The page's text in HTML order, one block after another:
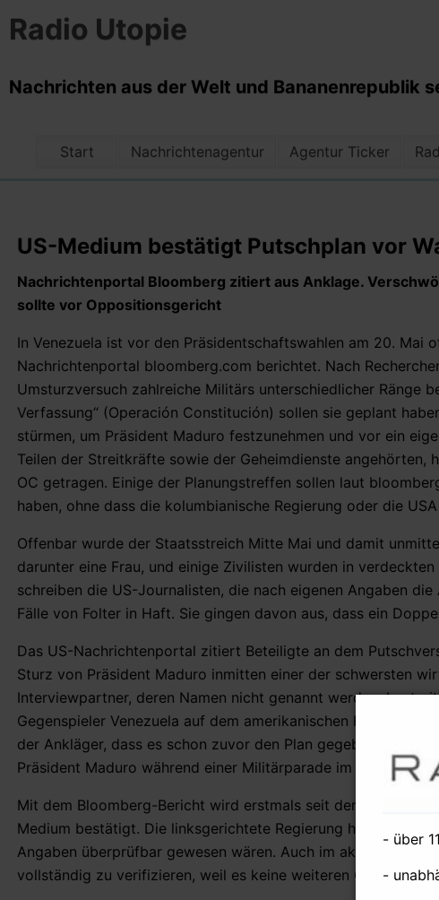
Radio Utopie
Nachrichten aus der Welt und Bananenrepublik
Start Nachrichtenagentur Agentur Ticker
US-Medium bestätigt Putschplan vor
Nachrichtenportal Bloomberg zitiert aus Anklage.
sollte vor Oppositionsgericht
In Venezuela ist vor den Präsidentschaftswahlen am 20.
Nachrichtenportal bloomberg.com berichtet. Nach
Umsturzversuch zahlreiche Militärs unterschiedlicher Ränge
Verfassung“ (Operación Constitución) sollen sie geplant
stürmen, um Präsident Maduro festzunehmen und vor ein
Teilen der Streitkräfte sowie der Geheimdienste angehörten,
OC getragen. Einige der Planungstreffen sollen laut
haben, ohne dass die kolumbianische Regierung oder die
Offenbar wurde der Staatsstreich Mitte Mai und damit
darunter eine Frau, und einige Zivilisten wurden in
schreiben die US-Journalisten, die nach eigenen Angaben
Fälle von Folter in Haft. Sie gingen davon aus, dass ein
Das US-Nachrichtenportal zitiert Beteiligte an dem
Sturz von Präsident Maduro inmitten einer der schwersten
Interviewpartner, deren Namen nicht genannt werden,
Gegenspieler Venezuela auf dem amerikanischen Kontinent,
der Ankläger, dass es schon zuvor den Plan gegeben habe,
Präsident Maduro während einer Militärparade im Juli
Mit dem Bloomberg-Bericht wird erstmals seit der Wahl von
Medium bestätigt. Die linksgerichtete Regierung hatte
Angaben überprüfbar gewesen wären. Auch im aktuellen Fall
vollständig zu verifizieren, weil es keine weiteren Quellen gibt
- über
-